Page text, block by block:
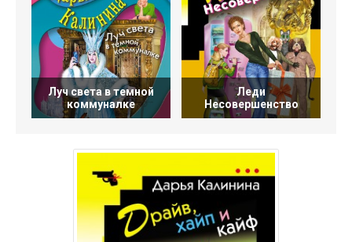
Луч света в темной
коммуналке
Леди
Несовершенство